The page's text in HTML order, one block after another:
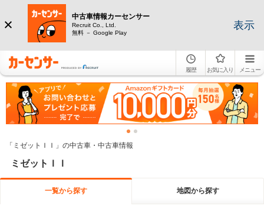
中古車情報カーセンサー
Recruit Co., Ltd.
無料 － Google Play
表示
履歴 お気に入り メニュー
「ミゼットＩＩ」の中古車・中古車情報
ミゼットＩＩ
一覧から探す 地図から探す